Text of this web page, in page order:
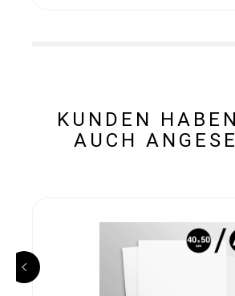
KUNDEN
AUCH